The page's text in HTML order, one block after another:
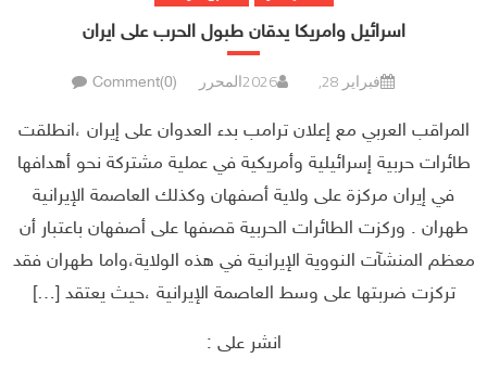
اسرائيل وامريكا يدقان طبول الحرب على ايران
فبراير 28, 2026 المحرر Comment(0)
المراقب العربي مع إعلان ترامب بدء العدوان على إيران ،انطلقت
طائرات حربية إسرائيلية وأمريكية في عملية مشتركة نحو أهدافها
في إيران مركزة على ولاية أصفهان وكذلك العاصمة الإيرانية
طهران . وركزت الطائرات الحربية قصفها على أصفهان باعتبار أن
معظم المنشآت النووية الإيرانية في هذه الولاية،واما طهران فقد
تركزت ضربتها على وسط العاصمة الإيرانية ،حيث يعتقد […]
انشر على :